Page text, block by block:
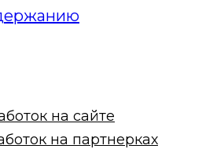
на сайте
на партнерках